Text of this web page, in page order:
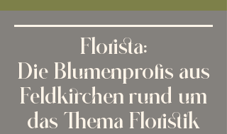
Florista:
Die Blumenprofis aus
Feldkirchen rund um
das Thema Floristik